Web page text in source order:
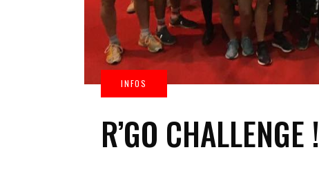
R’GO CHALLENGE !